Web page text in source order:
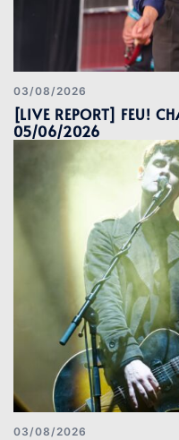
03/08/2026
[LIVE REPORT] FEU!
05/06/2026
03/08/2026